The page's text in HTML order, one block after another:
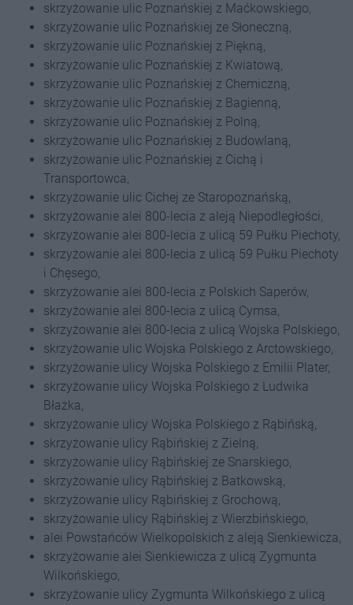
skrzyżowanie ulic Poznańskiej z Maćkowskiego,
skrzyżowanie ulic Poznańskiej ze Słoneczną,
skrzyżowanie ulic Poznańskiej z Piękną,
skrzyżowanie ulic Poznańskiej z Kwiatową,
skrzyżowanie ulic Poznańskiej z Chemiczną,
skrzyżowanie ulic Poznańskiej z Bagienną,
skrzyżowanie ulic Poznańskiej z Polną,
skrzyżowanie ulic Poznańskiej z Budowlaną,
skrzyżowanie ulic Poznańskiej z Cichą i
Transportowca,
skrzyżowanie ulic Cichej ze Staropoznańską,
skrzyżowanie alei 800-lecia z aleją Niepodległości,
skrzyżowanie alei 800-lecia z ulicą 59 Pułku Piechoty,
skrzyżowanie alei 800-lecia z ulicą 59 Pułku Piechoty
i Chęsego,
skrzyżowanie alei 800-lecia z Polskich Saperów,
skrzyżowanie alei 800-lecia z ulicą Cymsa,
skrzyżowanie alei 800-lecia z ulicą Wojska Polskiego,
skrzyżowanie ulic Wojska Polskiego z Arctowskiego,
skrzyżowanie ulicy Wojska Polskiego z Emilii Plater,
skrzyżowanie ulicy Wojska Polskiego z Ludwika
Błażka,
skrzyżowanie ulicy Wojska Polskiego z Rąbińską,
skrzyżowanie ulicy Rąbińskiej z Zielną,
skrzyżowanie ulicy Rąbińskiej ze Snarskiego,
skrzyżowanie ulicy Rąbińskiej z Batkowską,
skrzyżowanie ulicy Rąbińskiej z Grochową,
skrzyżowanie ulicy Rąbińskiej z Wierzbińskiego,
alei Powstańców Wielkopolskich z aleją Sienkiewicza,
skrzyżowanie alei Sienkiewicza z ulicą Zygmunta
Wilkońskiego,
skrzyżowanie ulicy Zygmunta Wilkońskiego z ulicą